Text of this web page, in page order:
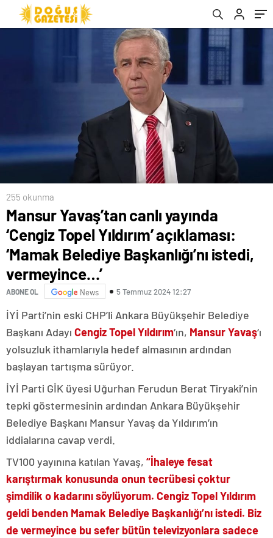
Başkanlığı’nı istedi, vermeyince…’
255 okunma
Mansur Yavaş’tan canlı yayında
‘Cengiz Topel Yıldırım’ açıklaması:
‘Mamak Belediye Başkanlığı’nı istedi,
vermeyince…’
ABONE OL News 5 Temmuz 2024 12:27
İYİ Parti’nin eski CHP’li Ankara Büyükşehir Belediye
Başkanı Adayı Cengiz Topel Yıldırım‘ın, Mansur Yavaş‘ı
yolsuzluk ithamlarıyla hedef almasının ardından
başlayan tartışma sürüyor.
İYİ Parti GİK üyesi Uğurhan Ferudun Berat Tiryaki’nin
tepki göstermesinin ardından Ankara Büyükşehir
Belediye Başkanı Mansur Yavaş da Yıldırım’ın
iddialarına cavap verdi.
TV100 yayınına katılan Yavaş, “İhaleye fesat
karıştırmak konusunda onun tecrübesi çoktur
şimdilik o kadarını söylüyorum. Cengiz Topel Yıldırım
geldi benden Mamak Belediye Başkanlığı’nı istedi. Biz
de vermeyince bu sefer bütün televizyonlara sadece
‘Açık ve net bir şekilde yalanlıyoruz’